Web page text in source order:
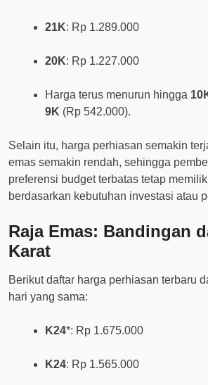
21K: Rp 1.289.000
20K: Rp 1.227.000
Harga terus menurun hingga
9K (Rp 542.000).
Selain itu, harga perhiasan semakin
emas semakin rendah, sehingga
preferensi budget terbatas tetap
berdasarkan kebutuhan investasi atau
Raja Emas: Bandingan
Karat
Berikut daftar harga perhiasan terbaru
hari yang sama:
K24*: Rp 1.675.000
K24: Rp 1.565.000